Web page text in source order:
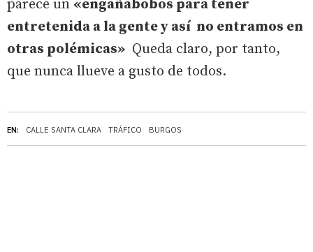
EN: CALLE SANTA CLARA TRÁFICO BURGOS
parece un «engañabobos para tener
entretenida a la gente y así no entramos en
otras polémicas» Queda claro, por tanto,
que nunca llueve a gusto de todos.